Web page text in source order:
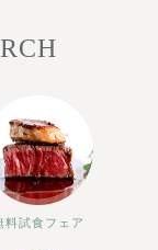
料試食フェア